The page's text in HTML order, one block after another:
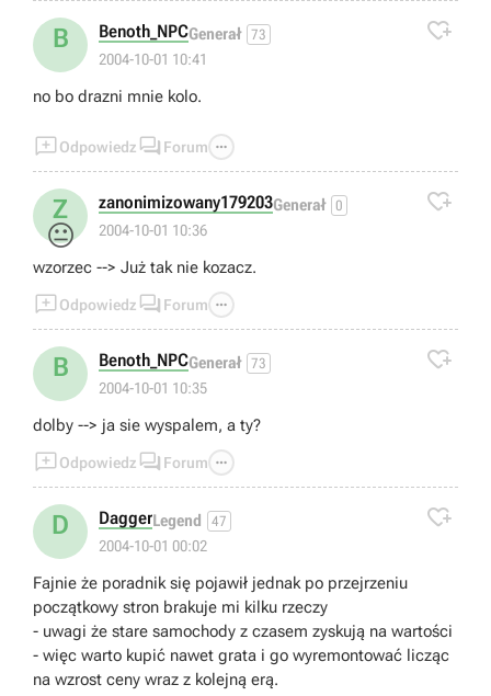
B Benoth_NPCGenerał 73
2004-10-01 10:41

no bo drazni mnie kolo.
Odpowiedz  Forum 
Z
😐
zanonimizowany179203Generał 0
2004-10-01 10:36

wzorzec --> Już tak nie kozacz.
Odpowiedz  Forum 
B Benoth_NPCGenerał 73
2004-10-01 10:35

dolby --> ja sie wyspalem, a ty?
Odpowiedz  Forum 
D DaggerLegend 47
2004-10-01 00:02

Fajnie że poradnik się pojawił jednak po przejrzeniu
początkowy stron brakuje mi kilku rzeczy
- uwagi że stare samochody z czasem zyskują na wartości
- więc warto kupić nawet grata i go wyremontować licząc
na wzrost ceny wraz z kolejną erą.